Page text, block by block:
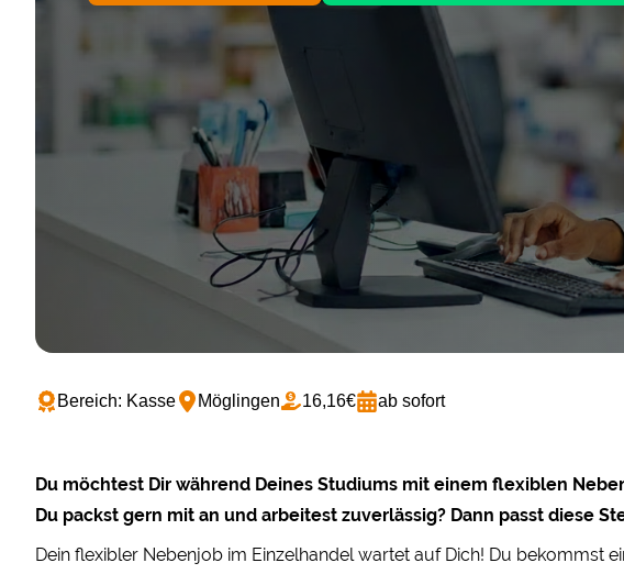
Möglingen
Bereich: Kasse 16,16€ ab sofort
Du möchtest Dir während Deines Studiums mit einem flexiblen
Du packst gern mit an und arbeitest zuverlässig? Dann passt diese
Dein flexibler Nebenjob im Einzelhandel wartet auf Dich! Du bekommst